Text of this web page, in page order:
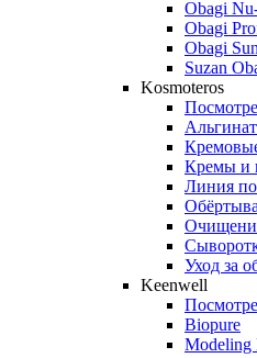
Obagi
Obagi
Obagi
Suzan
Kosmoteros
Кремы и
Линия по
Уход за
Keenwell
Biopure
Modeling